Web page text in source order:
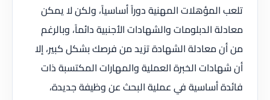
تلعب المؤهلات المهنية دوراً أساسياً، ولكن لا يمكن
معادلة الدبلومات والشهادات الأجنبية دائماً، وبالرغم
من أن معادلة الشهادة تزيد من فرصك بشكل كبير، إلا
أن شهادات الخبرة العملية والمهارات المكتسبة ذات
فائدة أساسية في عملية البحث عن وظيفة جديدة،